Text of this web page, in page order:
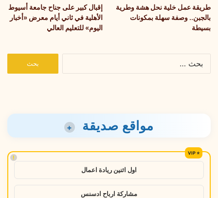
طريقة عمل خلية نحل هشة وطرية
بالجبن.. وصفة سهلة بمكونات
بسيطة
إقبال كبير على جناح جامعة أسيوط
الأهلية في ثاني أيام معرض «أخبار
اليوم» للتعليم العالي
مواقع صديقة +
!
اول اثنين ريادة اعمال
مشاركة ارباح ادسنس